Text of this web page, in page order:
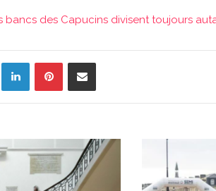
bancs des Capucins divisent toujours
LinkedinPinterestPartager par email